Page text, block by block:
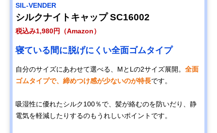
SIL-VENDER
シルクナイトキャップ SC16002
税込み1,980円（Amazon）
寝ている間に脱げにくい全面ゴムタイプ
自分のサイズにあわせて選べる、MとLの2サイズ展開。 全面
ゴムタイプで、締めつけ感が少ないのが特長です。
吸湿性に優れたシルク100％で、髪が絡むのを防いだり、静
電気を軽減したりするのもうれしいポイントです。